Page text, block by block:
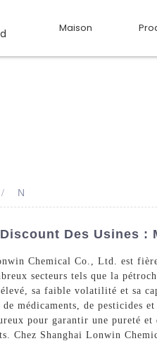
Maison
N
Des Usines :
Chemical Co., Ltd. est
secteurs tels que la
sa faible volatilité et sa
médicaments, de pesticides
pour garantir une pureté et
Chez Shanghai Lonwin